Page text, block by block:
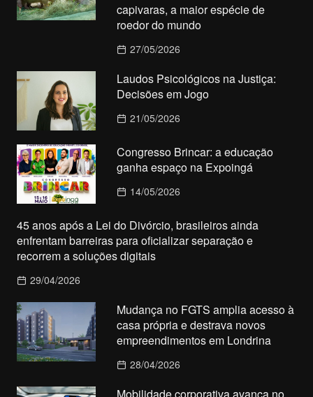
capivaras, a maior espécie de
roedor do mundo
27/05/2026
Laudos Psicológicos na Justiça:
Decisões em Jogo
21/05/2026
Congresso Brincar: a educação
ganha espaço na Expoingá
14/05/2026
45 anos após a Lei do Divórcio, brasileiros ainda
enfrentam barreiras para oficializar separação e
recorrem a soluções digitais
29/04/2026
Mudança no FGTS amplia acesso à
casa própria e destrava novos
empreendimentos em Londrina
28/04/2026